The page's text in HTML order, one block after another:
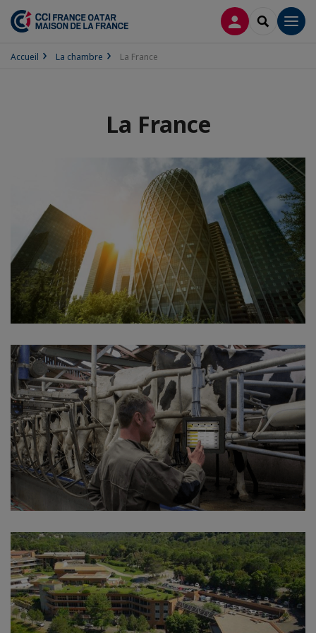
CONNEXION
Accueil La chambre La France
La France